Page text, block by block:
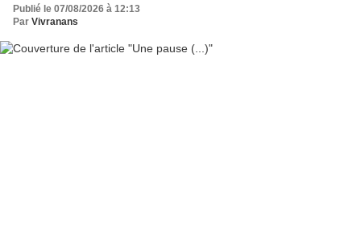
Publié le 07/08/2026 à 12:13
Par Vivranans